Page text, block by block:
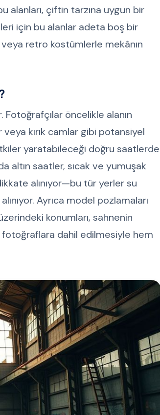
alanları, çiftin tarzına uygun bir
için bu alanlar adeta boş bir
veya retro kostümlerle mekânın
öncelikle alanın
kırık camlar gibi potansiyel
yaratabileceği doğru saatlerde
altın saatler, sıcak ve yumuşak
alınıyor—bu tür yerler su
Ayrıca model pozlamaları
konumları, sahnenin
fotoğraflara dahil edilmesiyle hem